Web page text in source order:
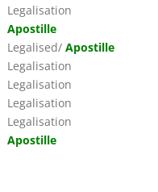
Legalisation
Apostille
Legalised/ Apostille
Legalisation
Legalisation
Legalisation
Legalisation
Apostille